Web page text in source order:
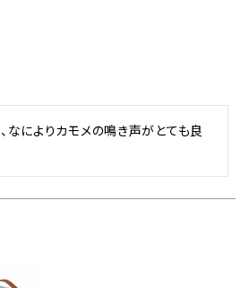
なによりカモメの鳴き声がとても良